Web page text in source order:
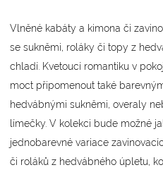
Vlněné kabáty a kimona či
se sukněmi, roláky či topy z
chladí. Kvetoucí romantiku v
moct připomenout také
hedvábnými sukněmi, overaly
límečky. V kolekci bude možné
jednobarevné variace
či roláků z hedvábného úpletu,